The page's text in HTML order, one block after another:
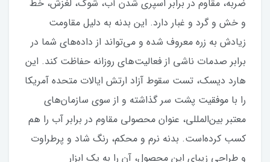
ضربه، مقاوم در برابر اسپری شدن آب، شوک، لغزش، خط
و خش و گرد و غبار دارد. این بدنه به دلیل مقاومت
زیادش به زره معروف شده و می‌تواند از داده‌های شما در
برابر صدمات ناشی از فعالیت‌های روزانه حفاظت کند. این
هارد دیسک، تست سقوط آزاد ارتش ایالات متحده آمریکا
را با موفقیت پشت سر گذاشته و از سوی سازمان‌های
معتبر بین‌المللی، عنوان محصولی مقاوم در برابر آب را هم
کسب کرده‌است. بدنه نرم و محکم، رنگ‌ شاد و پرطراوت
و طراحی زیبای این محصول، آن را به یک ابزار